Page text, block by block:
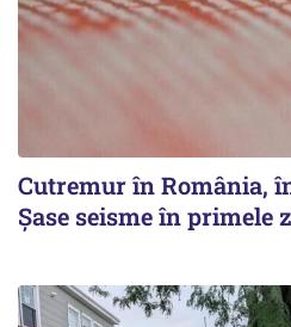
Cutremur în România,
Șase seisme în primele